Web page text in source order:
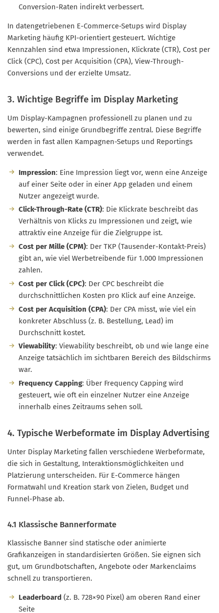
Conversion-Raten indirekt verbessert.
In datengetriebenen E-Commerce-Setups wird Display
Marketing häufig KPI-orientiert gesteuert. Wichtige
Kennzahlen sind etwa Impressionen, Klickrate (CTR), Cost per
Click (CPC), Cost per Acquisition (CPA), View-Through-
Conversions und der erzielte Umsatz.
3. Wichtige Begriffe im Display Marketing
Um Display-Kampagnen professionell zu planen und zu
bewerten, sind einige Grundbegriffe zentral. Diese Begriffe
werden in fast allen Kampagnen-Setups und Reportings
verwendet.
Impression: Eine Impression liegt vor, wenn eine Anzeige
auf einer Seite oder in einer App geladen und einem
Nutzer angezeigt wurde.
Click-Through-Rate (CTR): Die Klickrate beschreibt das
Verhältnis von Klicks zu Impressionen und zeigt, wie
attraktiv eine Anzeige für die Zielgruppe ist.
Cost per Mille (CPM): Der TKP (Tausender-Kontakt-Preis)
gibt an, wie viel Werbetreibende für 1.000 Impressionen
zahlen.
Cost per Click (CPC): Der CPC beschreibt die
durchschnittlichen Kosten pro Klick auf eine Anzeige.
Cost per Acquisition (CPA): Der CPA misst, wie viel ein
konkreter Abschluss (z. B. Bestellung, Lead) im
Durchschnitt kostet.
Viewability: Viewability beschreibt, ob und wie lange eine
Anzeige tatsächlich im sichtbaren Bereich des Bildschirms
war.
Frequency Capping: Über Frequency Capping wird
gesteuert, wie oft ein einzelner Nutzer eine Anzeige
innerhalb eines Zeitraums sehen soll.
4. Typische Werbeformate im Display Advertising
Unter Display Marketing fallen verschiedene Werbeformate,
die sich in Gestaltung, Interaktionsmöglichkeiten und
Platzierung unterscheiden. Für E-Commerce hängen
Formatwahl und Kreation stark von Zielen, Budget und
Funnel-Phase ab.
4.1 Klassische Bannerformate
Klassische Banner sind statische oder animierte
Grafikanzeigen in standardisierten Größen. Sie eignen sich
gut, um Grundbotschaften, Angebote oder Markenclaims
schnell zu transportieren.
Leaderboard (z. B. 728×90 Pixel) am oberen Rand einer
Seite